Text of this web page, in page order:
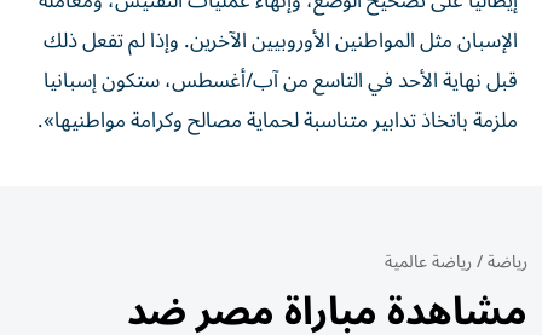
الإسبان مثل المواطنين الأوروبيين الآخرين. وإذا لم تفعل ذلك
قبل نهاية الأحد في التاسع من آب/أغسطس، ستكون إسبانيا
ملزمة باتخاذ تدابير متناسبة لحماية مصالح وكرامة مواطنيها».
رياضة/رياضة عالمية
مشاهدة مباراة مصر ضد